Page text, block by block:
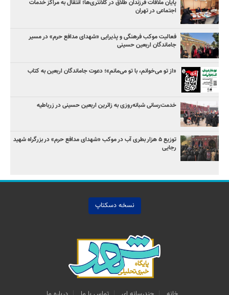
پایان ملاقات فرزندان طلاق در کلانتری‌ها؛ انتقال به مراکز خدمات
اجتماعی در تهران
فعالیت موکب فرهنگی و پذیرایی «شهدای مدافع حرم» در مسیر
جاماندگان اربعین حسینی
«از تو می‌خوانم، با تو می‌مانم»؛ دعوت جاماندگان اربعین به کتاب
خدمت‌رسانی شبانه‌روزی به زائرین اربعین حسینی در زرباطیه
توزیع ۵ هزار بطری آب در موکب «شهدای مدافع حرم» در بزرگراه شهید
رجایی
نسخه دسکتاپ